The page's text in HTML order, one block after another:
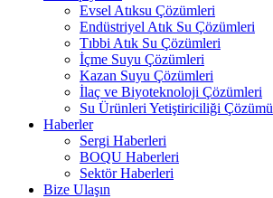
Evsel Atıksu Çözümleri
Endüstriyel Atık Su Çözümleri
Tıbbi Atık Su Çözümleri
İçme Suyu Çözümleri
Kazan Suyu Çözümleri
İlaç ve Biyoteknoloji Çözümleri
Su Ürünleri Yetiştiriciliği Çözümü
Haberler
Sergi Haberleri
BOQU Haberleri
Sektör Haberleri
Bize Ulaşın